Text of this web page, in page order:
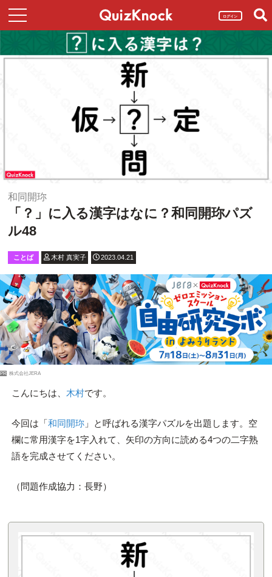
ログイン
和同開珎
「？」に入る漢字はなに？和同開珎パズ
ル48
ことば 木村 真実子 2023.04.21
PR 株式会社JERA
こんにちは、 木村です。
今回は「和同開珎」と呼ばれる漢字パズルを出題します。空
欄に常用漢字を1字入れて、矢印の方向に読める4つの二字熟
語を完成させてください。
（問題作成協力：長野）